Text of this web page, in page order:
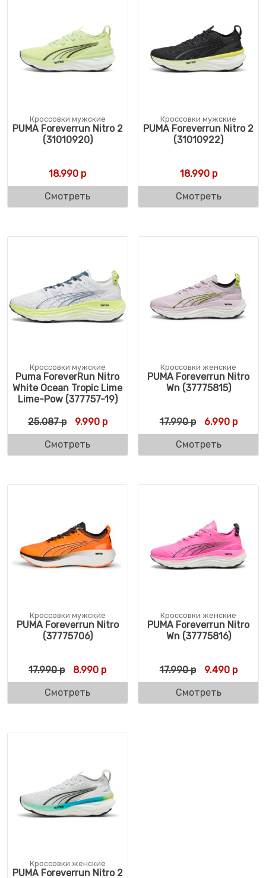
Кроссовки мужские
PUMA Foreverrun Nitro 2
(31010920)
18.990 р
Смотреть
Кроссовки мужские
PUMA Foreverrun Nitro 2
(31010922)
18.990р
Смотреть
Кроссовки мужские
Puma ForeverRun Nitro
White Ocean Tropic Lime
Lime-Pow (377757-19)
25.087р Первоначальная цена составляла
9.990рТекущая цена: 9.990 р.
Смотреть
Кроссовки женские
PUMA Foreverrun Nitro
Wn (37775815)
17.990р 6.990р
Смотреть
Кроссовки мужские
PUMA Foreverrun Nitro
(37775706)
17.990р Первоначальная цена составляла 17.990
8.990 рТекущая цена: 8.990 р.
Смотреть
Кроссовки женские
PUMA Foreverrun Nitro
Wn (37775816)
17.990р 9.490р
Смотреть
Кроссовки женские
PUMA Foreverrun Nitro 2